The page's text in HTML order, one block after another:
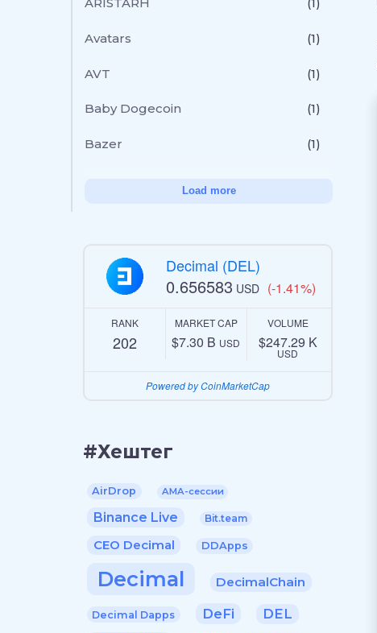
Avatars (1)
AVT (1)
Baby Dogecoin (1)
Bazer (1)
Load more
Decimal (DEL)
0.656583 USD (-1.41%)
RANK
202
MARKET CAP
$7.30 B USD
VOLUME
$247.29 K
USD
Powered by CoinMarketCap
#Хештег
AirDrop AMA-сессии
Binance Live Bit.team
CEO Decimal DDApps
Decimal DecimalChain
Decimal Dapps DeFi DEL